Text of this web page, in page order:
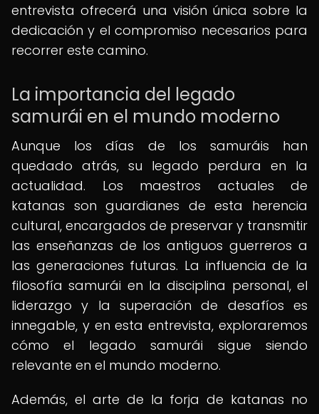
entrevista ofrecerá una visión única sobre la
dedicación y el compromiso necesarios para
recorrer este camino.
La importancia del legado
samurái en el mundo moderno
Aunque los días de los samuráis han
quedado atrás, su legado perdura en la
actualidad. Los maestros actuales de
katanas son guardianes de esta herencia
cultural, encargados de preservar y transmitir
las enseñanzas de los antiguos guerreros a
las generaciones futuras. La influencia de la
filosofía samurái en la disciplina personal, el
liderazgo y la superación de desafíos es
innegable, y en esta entrevista, exploraremos
cómo el legado samurái sigue siendo
relevante en el mundo moderno.
Además, el arte de la forja de katanas no